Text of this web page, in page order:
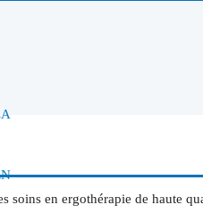
soins en ergothérapie de haute